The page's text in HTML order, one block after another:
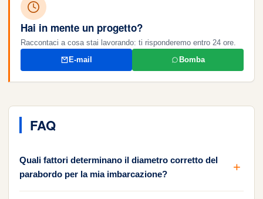
Hai in mente un progetto?
Raccontaci a cosa stai lavorando: ti risponderemo entro 24 ore.
E-mail
Bomba
FAQ
Quali fattori determinano il diametro corretto del
parabordo per la mia imbarcazione?